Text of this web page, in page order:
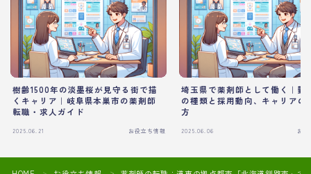
樹齢1500年の淡墨桜が見守る街で描
くキャリア｜岐阜県本巣市の薬剤師
転職・求人ガイド
2025.06.21 お役立ち情報
埼玉県で薬剤師として働く｜勤
の種類と採用動向、キャリアの
方
2025.06.06 お